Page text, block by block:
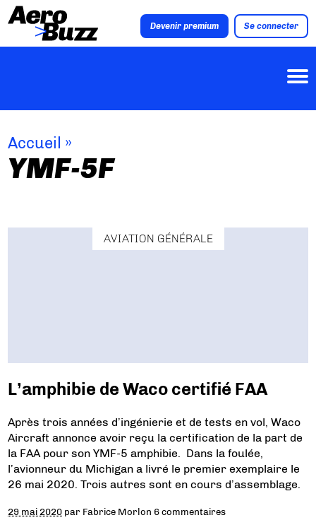
Devenir premium Se connecter
Accueil »
YMF-5F
AVIATION GÉNÉRALE
L’amphibie de Waco certifié FAA
Après trois années d’ingénierie et de tests en vol, Waco
Aircraft annonce avoir reçu la certification de la part de
la FAA pour son YMF-5 amphibie. Dans la foulée,
l’avionneur du Michigan a livré le premier exemplaire le
26 mai 2020. Trois autres sont en cours d’assemblage.
29 mai 2020 par Fabrice Morlon 6 commentaires